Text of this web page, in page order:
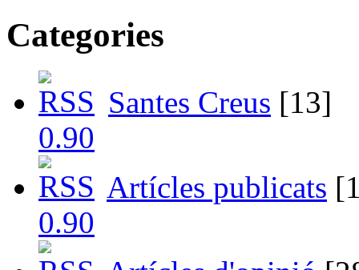
Categories
Santes Creus [13]
Artícles publicats